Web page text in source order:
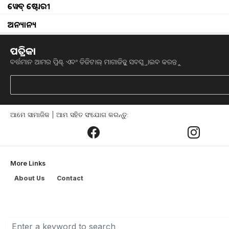
ୱେବ୍ ଷ୍ଟୋରୀ
ଅନ୍ୟାନ୍ୟ
ପତ୍ରିକା
ବର୍ତ୍ତମାନ ଆମର ପ୍ରିଣ୍ଟ୍ ଏବଂ ଡିଜିଟାଲ୍ ମାଗାଜିନ୍କୁ ସବସ୍କ୍ରାଇବ କରନ୍ତୁ
ଆମେ ସାମାଜିକ | ଆମ ସହିତ ସଂଯୋଗ କରନ୍ତୁ:
More Links
About Us
Contact
Drinking lukewarm
କିଛି ଲୋକ ଏହାକୁ ବହୁତ ଭଲ ବୋଲି ଭାବନ୍ତି,
ଅସ୍ୱାସ୍ଥ୍ୟକର ବୋଲି ଭାବନ୍ତି। ସକାଳେ
ବହୁତ ଭଲ ଏବଂ ସ୍ୱାସ୍ଥ୍ୟ ବର୍ଦ୍ଧକ ବୋଲି
ସବୁଠାରୁ ସକାରାତ୍ମକ ପ୍ରଭାବ ପାଚନ ତନ୍ତ୍ର